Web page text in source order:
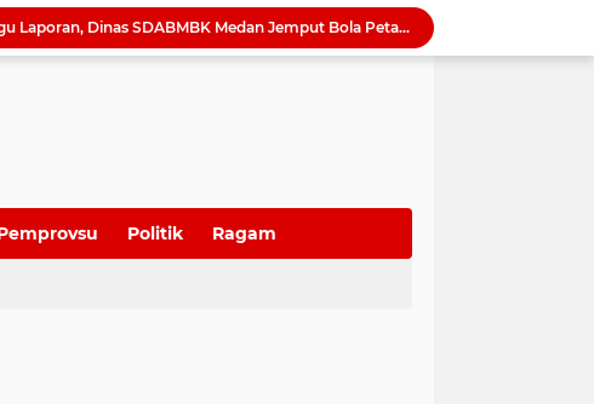
Camat Sunggal Guntur Respons Cepat dan Bantu Sak'Iyah Dapatkan Akses Layanan Kesehatan
Soroti Mahalnya Biaya Konsultan PBG di Medan
Sutarto Targetkan Banteng Sumut Merah FC Harumkan Nama Sumut di Soekarno Cup 2026
Politik Ragam